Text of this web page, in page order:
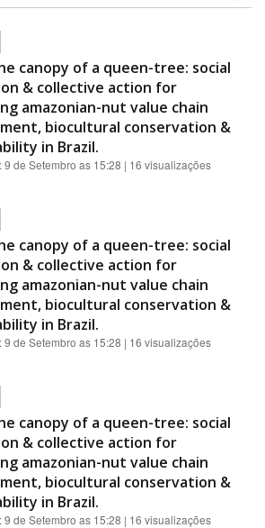
canopy of a queen-tree: social
& collective action for
amazonian-nut value chain
biocultural conservation &
in Brazil.
9 de Setembro as 15:28 | 16 visualizações
canopy of a queen-tree: social
& collective action for
amazonian-nut value chain
biocultural conservation &
in Brazil.
9 de Setembro as 15:28 | 16 visualizações
canopy of a queen-tree: social
& collective action for
amazonian-nut value chain
biocultural conservation &
in Brazil.
9 de Setembro as 15:28 | 16 visualizações